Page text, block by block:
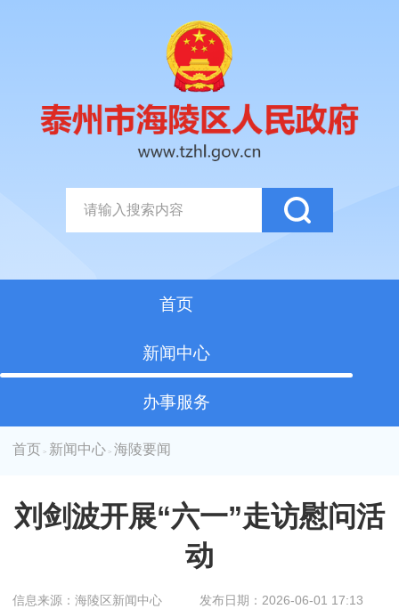
首页
新闻中心
办事服务
首页 > 新闻中心 > 海陵要闻
刘剑波开展“六一”走访慰问活
动
信息来源：海陵区新闻中心 发布日期：2026-06-01 17:13